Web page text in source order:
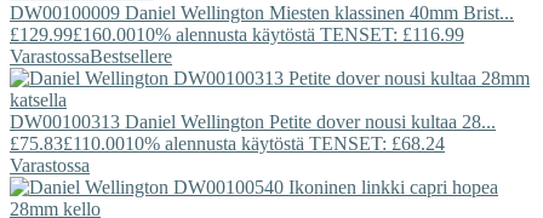
DW00100009 Daniel Wellington Miesten klassinen 40mm Brist...
£129.99£160.0010% alennusta käytöstä TENSET: £116.99
VarastossaBestsellere
DW00100313 Daniel Wellington Petite dover nousi kultaa 28...
£75.83£110.0010% alennusta käytöstä TENSET: £68.24
Varastossa